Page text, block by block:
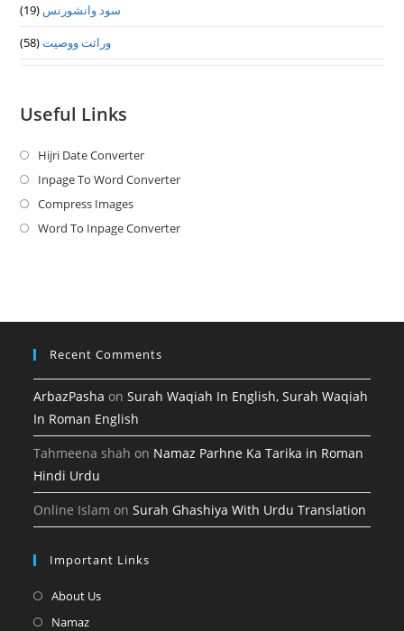
سود وانشورنس (19)
وراثت ووصيت(58)
Useful Links
Hijri Date ConverterOpens
in
new
Inpage To Word ConverterOpens
a
Compress ImagesOpens
in
Word To Inpage ConverterOpens
tab
Recent Comments
ArbazPasha onSurah Waqiah In English, Surah Waqiah
In Roman English
Tahmeena shah on Namaz Parhne Ka Tarika in Roman
Hindi Urdu
Online Islam onSurah Ghashiya With Urdu Translation
Important Links
About UsOpens
NamazOpens